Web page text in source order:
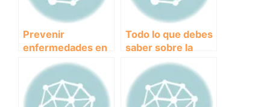
Prevenir
enfermedades en
perros: Consejos
para mantener a tu
mascota saludable
Todo lo que debes
saber sobre la
pancreatitis en
perros: causas,
síntomas y
tratamiento